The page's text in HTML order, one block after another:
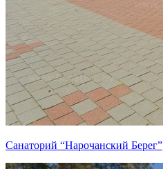
Санаторий “Нарочанский Берег”